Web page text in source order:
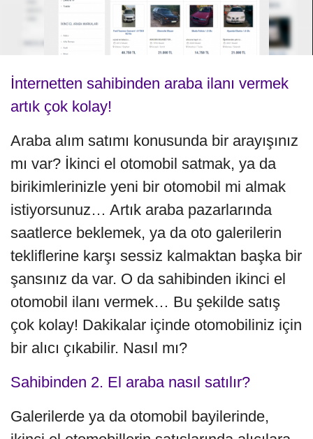
İnternetten sahibinden araba ilanı vermek
artık çok kolay!
Araba alım satımı konusunda bir arayışınız
mı var? İkinci el otomobil satmak, ya da
birikimlerinizle yeni bir otomobil mi almak
istiyorsunuz… Artık araba pazarlarında
saatlerce beklemek, ya da oto galerilerin
tekliflerine karşı sessiz kalmaktan başka bir
şansınız da var. O da sahibinden ikinci el
otomobil ilanı vermek… Bu şekilde satış
çok kolay! Dakikalar içinde otomobiliniz için
bir alıcı çıkabilir. Nasıl mı?
Sahibinden 2. El araba nasıl satılır?
Galerilerde ya da otomobil bayilerinde,